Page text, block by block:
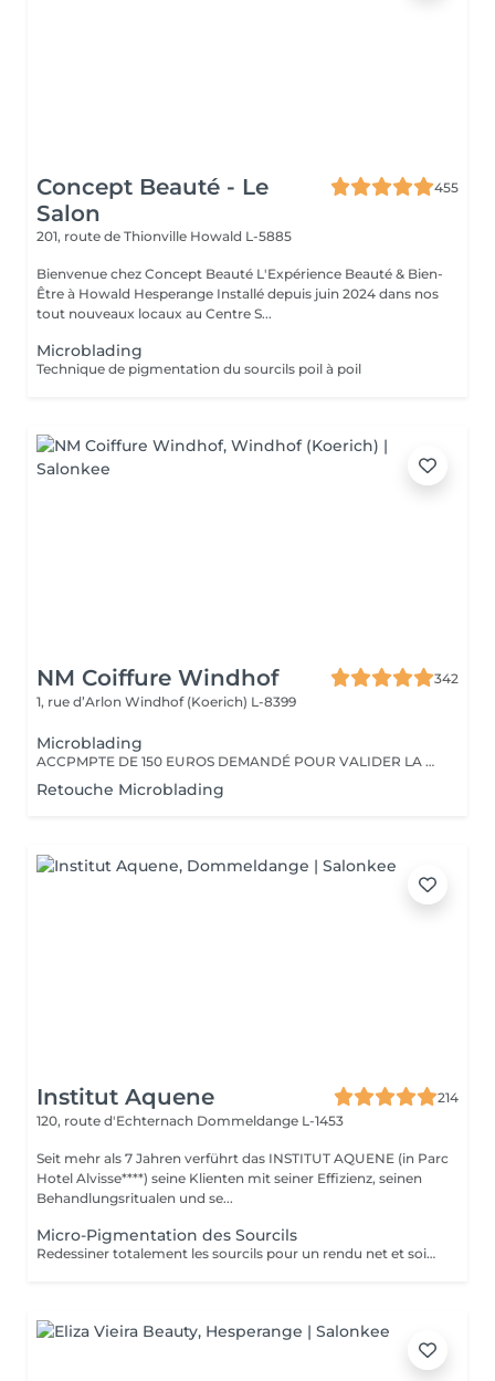
Concept Beauté - Le
Salon
455
201, route de Thionville Howald L-5885
Bienvenue chez Concept Beauté L'Expérience Beauté & Bien-
Être à Howald Hesperange Installé depuis juin 2024 dans nos
tout nouveaux locaux au Centre S...
Microblading
Technique de pigmentation du sourcils poil à poil
NM Coiffure Windhof
342
1, rue d’Arlon Windhof (Koerich) L-8399
Microblading
ACCPMPTE DE 150 EUROS DEMANDÉ POUR VALIDER LA PRESTATION. EN CAS D'ANNULATION, MERCI D'APPELER L'INSTITUT AU MOINS 48H À L'AVANCE.
Retouche Microblading
Institut Aquene
214
120, route d'Echternach Dommeldange L-1453
Seit mehr als 7 Jahren verführt das INSTITUT AQUENE (in Parc
Hotel Alvisse****) seine Klienten mit seiner Effizienz, seinen
Behandlungsritualen und se...
Micro-Pigmentation des Sourcils
Redessiner totalement les sourcils pour un rendu net et soigné, cela devient simple avec la micro-pigmentation. Tous les sourcils, qu'ils soient clairsemés, trop courts, trop long ou inexistants trouvent leur courbe parfaite. Les sourcils sont un élément majeur de nos expressions. La micro-pigmentation vous permet de jouir de la forme adéquate pour sublimer vos sourcils.